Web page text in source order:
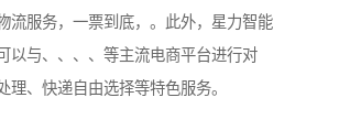
流服务，一票到底，。此外，星力智能
以与、、、、等主流电商平台进行对
理、快递自由选择等特色服务。